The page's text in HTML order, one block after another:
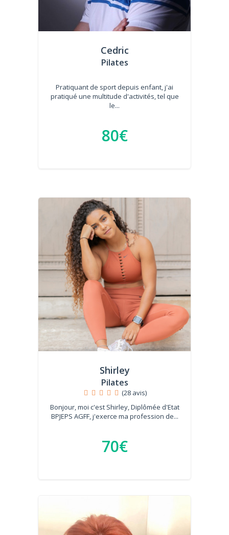
Cedric
Pilates
Pratiquant de sport depuis enfant, j'ai
pratiqué une multitude d'activités, tel que
le...
80€
Shirley
Pilates
(28 avis)
Bonjour, moi c'est Shirley, Diplômée d'Etat
BPJEPS AGFF, j'exerce ma profession de...
70€